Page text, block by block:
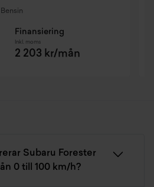
Bensin
Finansiering
Inkl. moms
2 203 kr/mån
Subaru Forester
0 till 100 km/h?